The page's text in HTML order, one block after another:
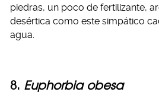
piedras, un poco de fertilizante,
desértica como este simpático
agua.
8. Euphorbia obesa